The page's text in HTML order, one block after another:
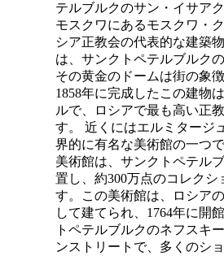
テルブルクのサン・イサア
モスクワにあるモスクワ・
シア正教会の代表的な建築
は、サンクトペテルブルク
その黄金のドームは街の象
1858年に完成したこの建物
ルで、ロシアで最も高い正
す。 近くにはエルミタージ
界的に有名な美術館の一つ
美術館は、サンクトペテル
置し、約300万点のコレクシ
す。この美術館は、ロシア
して建てられ、1764年に開
トペテルブルクのネフスキ
ンストリートで、多くのシ